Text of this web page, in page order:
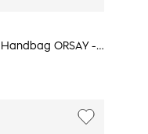
Gold Women's Handbag ORSAY - Women's